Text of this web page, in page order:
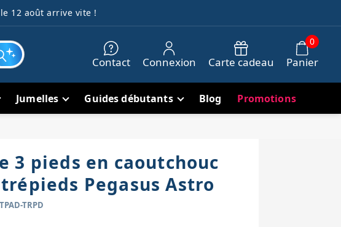
12 août arrive vite !
Contact Connexion Carte cadeau Panier
0
Jumelles Guides débutants Blog Promotions
3 pieds en caoutchouc
Pegasus Astro
TRPD